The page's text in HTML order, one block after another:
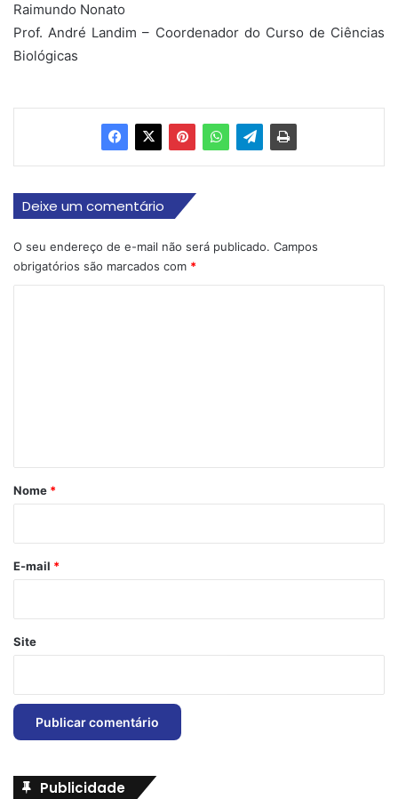
Raimundo Nonato
Prof. André Landim – Coordenador do Curso de Ciências
Biológicas
Deixe um comentário
O seu endereço de e-mail não será publicado. Campos
obrigatórios são marcados com *
r
*
Nome *
E-mail *
Site
Publicidade